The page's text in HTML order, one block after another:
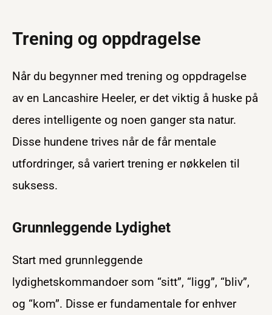
Trening og oppdragelse
Når du begynner med trening og oppdragelse
av en Lancashire Heeler, er det viktig å huske på
deres intelligente og noen ganger sta natur.
Disse hundene trives når de får mentale
utfordringer, så variert trening er nøkkelen til
suksess.
Grunnleggende Lydighet
Start med grunnleggende
lydighetskommandoer som “sitt”, “ligg”, “bliv”,
og “kom”. Disse er fundamentale for enhver